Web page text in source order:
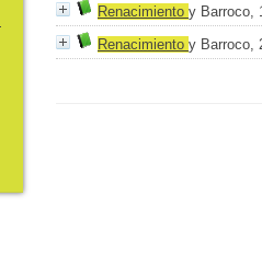
Renacimiento y Barroco,
Renacimiento y Barroco,